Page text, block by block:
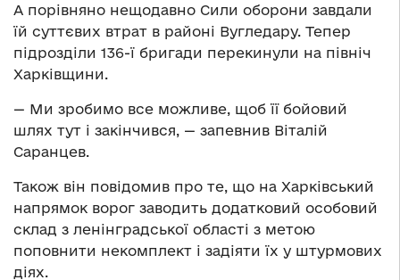
А порівняно нещодавно Сили оборони завдали
їй суттєвих втрат в районі Вугледару. Тепер
підрозділи 136-ї бригади перекинули на північ
Харківщини.
— Ми зробимо все можливе, щоб її бойовий
шлях тут і закінчився, — запевнив Віталій
Саранцев.
Також він повідомив про те, що на Харківський
напрямок ворог заводить додатковий особовий
склад з ленінградської області з метою
поповнити некомплект і задіяти їх у штурмових
діях.